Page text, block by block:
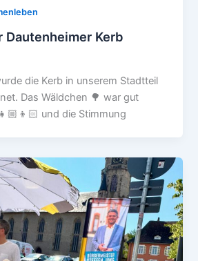
Dautenheimer Kerb
die Kerb in unserem Stadtteil
Das Wäldchen 🌳 war gut
und die Stimmung